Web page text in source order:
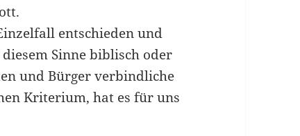
entschieden und
Sinne biblisch oder
und Bürger verbindliche
Kriterium, hat es für uns